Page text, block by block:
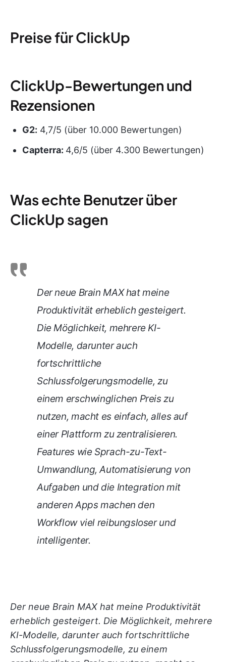
Preise für ClickUp
ClickUp-Bewertungen und
Rezensionen
G2: 4,7/5 (über 10.000 Bewertungen)
Capterra: 4,6/5 (über 4.300 Bewertungen)
Was echte Benutzer über
ClickUp sagen
Der neue Brain MAX hat meine
Produktivität erheblich gesteigert.
Die Möglichkeit, mehrere KI-
Modelle, darunter auch
fortschrittliche
Schlussfolgerungsmodelle, zu
einem erschwinglichen Preis zu
nutzen, macht es einfach, alles auf
einer Plattform zu zentralisieren.
Features wie Sprach-zu-Text-
Umwandlung, Automatisierung von
Aufgaben und die Integration mit
anderen Apps machen den
Workflow viel reibungsloser und
intelligenter.
Der neue Brain MAX hat meine Produktivität
erheblich gesteigert. Die Möglichkeit, mehrere
KI-Modelle, darunter auch fortschrittliche
Schlussfolgerungsmodelle, zu einem